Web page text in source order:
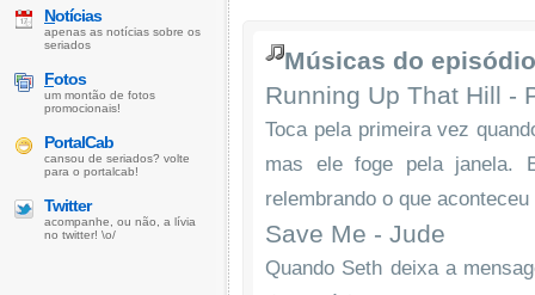
Músicas do
Running Up That Hill -
Toca pela primeira vez
mas ele foge pela janela.
relembrando o que
Save Me - Jude
Quando Seth deixa a
Notícias
apenas as notícias sobre os
seriados
Fotos
um montão de fotos
promocionais!
PortalCab
cansou de seriados? volte
para o portalcab!
Twitter
acompanhe, ou não, a lívia
no twitter! \o/